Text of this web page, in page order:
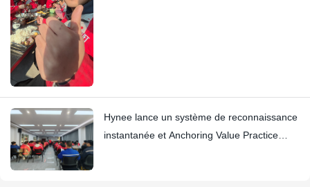
Hynee lance un système de reconnaissance
instantanée et Anchoring Value Practice